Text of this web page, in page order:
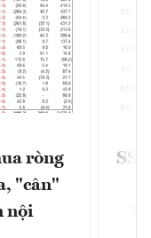
ròng
"cân"
nội
SSI